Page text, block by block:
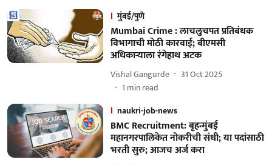
मुंबई/पुणे
Mumbai Crime : लाचलुचपत प्रतिबंधक
विभागाची मोठी कारवाई; बीएमसी
अधिकाऱ्याला रंगेहाथ अटक
Vishal Gangurde
31 Oct 2025
1 min read
naukri-job-news
BMC Recruitment: बृहन्मुंबई
महानगरपालिकेत नोकरीची संधी; या पदांसाठी
भरती सुरु; आजच अर्ज करा